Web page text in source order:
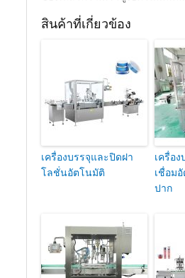
สินค้าที่เกี่ยวข้อง
เครื่องบรรจุและปิดฝา
โลชั่นอัตโนมัติ
เครื่อ
เชื่อม
ปาก